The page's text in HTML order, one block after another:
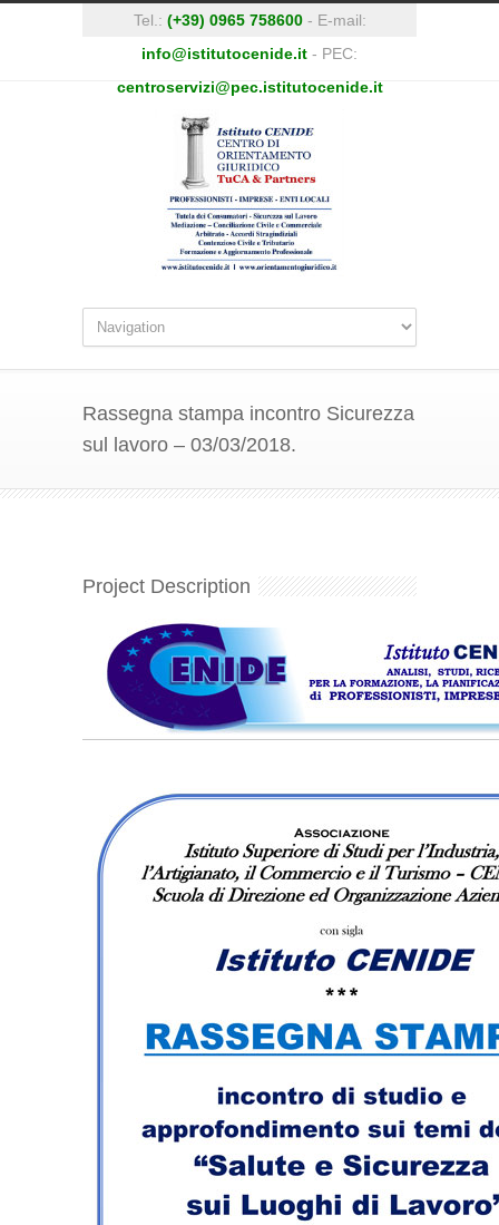
Tel.: (+39) 0965 758600- E-mail:
info@istitutocenide.it - PEC:
centroservizi@pec.istitutocenide.it
Rassegna stampa incontro Sicurezza
sul lavoro – 03/03/2018.
Project Description